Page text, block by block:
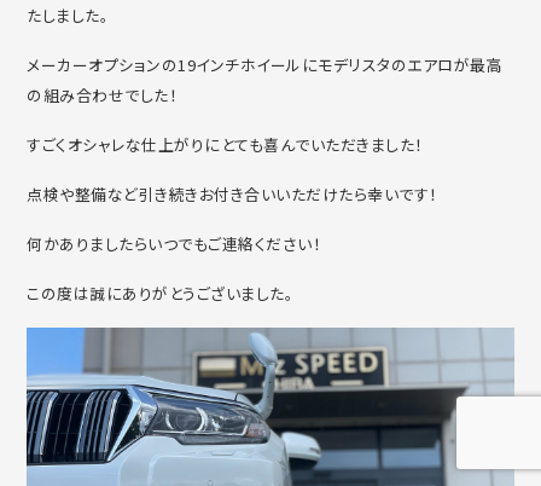
たしました。
メーカーオプションの19インチホイールにモデリスタのエアロが最高
の組み合わせでした！
すごくオシャレな仕上がりにとても喜んでいただきました！
点検や整備など引き続きお付き合いいただけたら幸いです！
何かありましたらいつでもご連絡ください！
この度は誠にありがとうございました。